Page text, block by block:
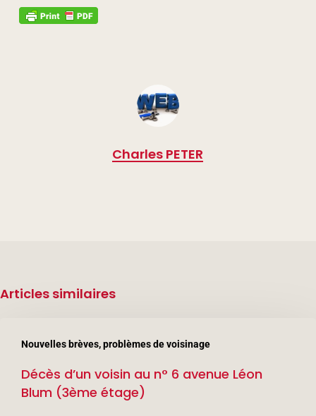
Charles PETER
Articles similaires
Nouvelles brèves, problèmes de voisinage
d’un
voisinDécès d’un voisin au n° 6 avenue Léon
Blum (3ème étage)